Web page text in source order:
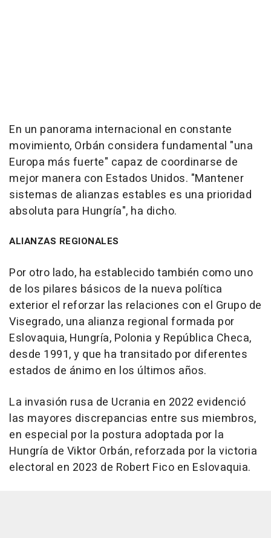
En un panorama internacional en constante
movimiento, Orbán considera fundamental "una
Europa más fuerte" capaz de coordinarse de
mejor manera con Estados Unidos. "Mantener
sistemas de alianzas estables es una prioridad
absoluta para Hungría", ha dicho.
ALIANZAS REGIONALES
Por otro lado, ha establecido también como uno
de los pilares básicos de la nueva política
exterior el reforzar las relaciones con el Grupo de
Visegrado, una alianza regional formada por
Eslovaquia, Hungría, Polonia y República Checa,
desde 1991, y que ha transitado por diferentes
estados de ánimo en los últimos años.
La invasión rusa de Ucrania en 2022 evidenció
las mayores discrepancias entre sus miembros,
en especial por la postura adoptada por la
Hungría de Viktor Orbán, reforzada por la victoria
electoral en 2023 de Robert Fico en Eslovaquia.